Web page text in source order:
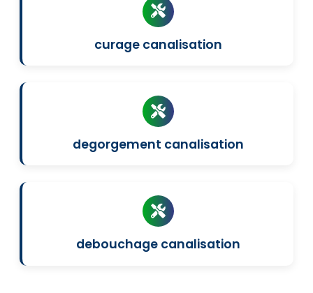
curage canalisation
degorgement canalisation
debouchage canalisation